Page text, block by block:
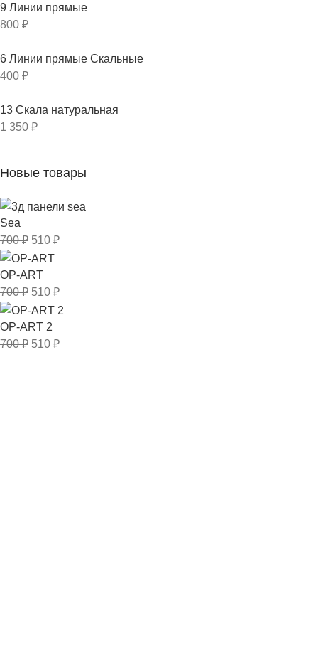
9 Линии прямые
800 ₽
6 Линии прямые Скальные
400 ₽
13 Скала натуральная
1 350 ₽
Новые товары
Sea
700₽ 510 ₽
OP-ART
700₽ 510 ₽
OP-ART 2
700₽ 510 ₽